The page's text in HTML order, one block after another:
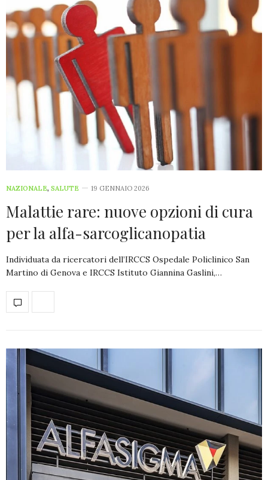
NAZIONALE, SALUTE 19 GENNAIO 2026
Malattie rare: nuove opzioni di cura
per la alfa-sarcoglicanopatia
Individuata da ricercatori dell’IRCCS Ospedale Policlinico San
Martino di Genova e IRCCS Istituto Giannina Gaslini,…